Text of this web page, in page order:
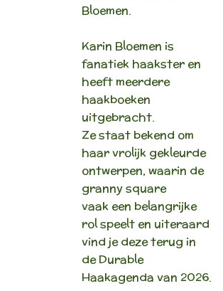
Bloemen.
Karin Bloemen is
fanatiek haakster en
heeft meerdere
haakboeken
uitgebracht.
Ze staat bekend om
haar vrolijk gekleurde
ontwerpen, waarin de
granny square
vaak een belangrijke
rol speelt en uiteraard
vind je deze terug in
de Durable
Haakagenda van 2026.